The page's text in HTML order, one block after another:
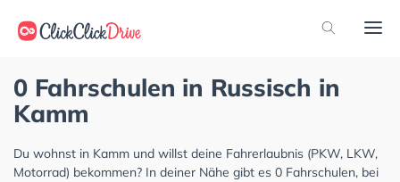
0 Fahrschulen in Russisch in
Kamm
Du wohnst in Kamm und willst deine Fahrerlaubnis (PKW, LKW,
Motorrad) bekommen? In deiner Nähe gibt es 0 Fahrschulen, bei